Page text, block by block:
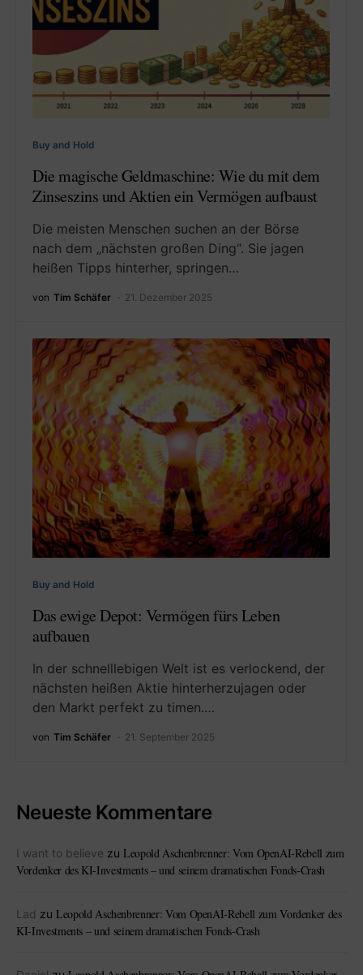
Buy and Hold
Die magische Geldmaschine: Wie du mit dem
Zinseszins und Aktien ein Vermögen aufbaust
Die meisten Menschen suchen an der Börse
nach dem „nächsten großen Ding“. Sie jagen
heißen Tipps hinterher, springen…
von Tim Schäfer 21. Dezember 2025
Buy and Hold
Das ewige Depot: Vermögen fürs Leben
aufbauen
In der schnelllebigen Welt ist es verlockend, der
nächsten heißen Aktie hinterherzujagen oder
den Markt perfekt zu timen.…
von Tim Schäfer 21. September 2025
Neueste Kommentare
I want to believe zu Leopold Aschenbrenner: Vom OpenAI-Rebell zum
Vordenker des KI-Investments – und seinem dramatischen Fonds-Crash
Lad zu Leopold Aschenbrenner: Vom OpenAI-Rebell zum Vordenker des
KI-Investments – und seinem dramatischen Fonds-Crash